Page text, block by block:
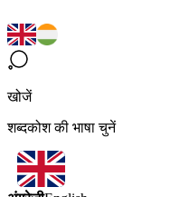
खोजें
शब्दकोश की भाषा चुनें